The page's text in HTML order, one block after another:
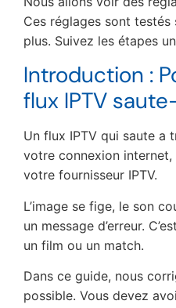
Ces réglages sont
plus. Suivez les étapes
Introduction :
flux IPTV
Un flux IPTV qui saute a
votre connexion internet,
votre fournisseur IPTV.
L’image se fige, le son
un message d’erreur.
un film ou un match.
Dans ce guide, nous
possible. Vous devez